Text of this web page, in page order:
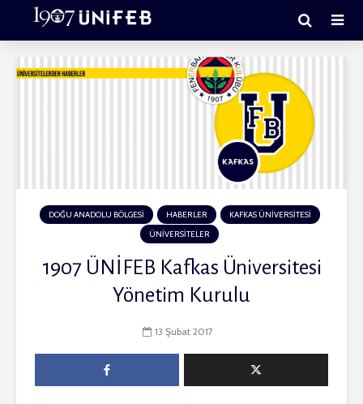
DOĞU ANADOLU BÖLGESİ HABERLER
KAFKAS ÜNİVERSİTESİ
ÜNİVERSİTELER
1907 ÜNİFEB Kafkas Üniversitesi
Yönetim Kurulu
13 Şubat 2017